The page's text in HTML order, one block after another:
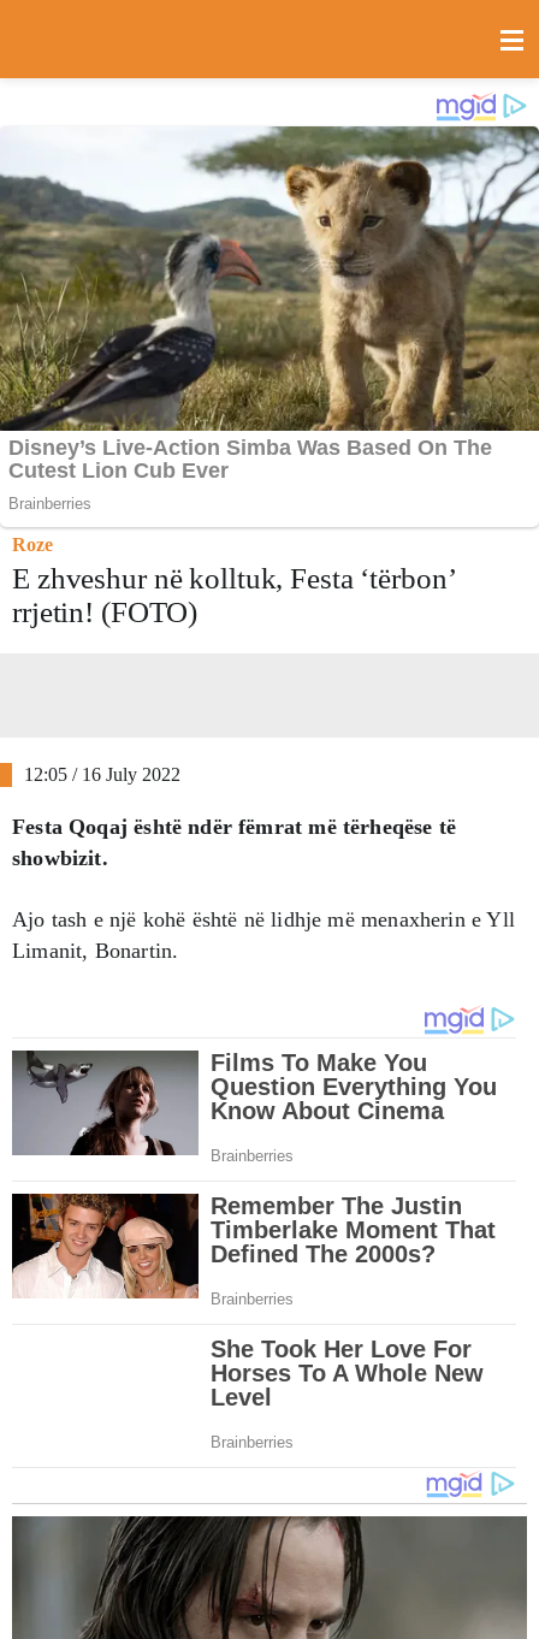
Roze
E zhveshur në kolltuk, Festa ‘tërbon’
rrjetin! (FOTO)
12:05 / 16 July 2022
Festa Qoqaj është ndër fëmrat më tërheqëse të
showbizit.
Ajo tash e një kohë është në lidhje më menaxherin e Yll
Limanit, Bonartin.